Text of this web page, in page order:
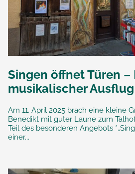
Singen öffnet Türen –
musikalischer Ausflug
Am 11. April 2025 brach eine kleine
Benedikt mit guter Laune zum
Teil des besonderen Angebots
einer...